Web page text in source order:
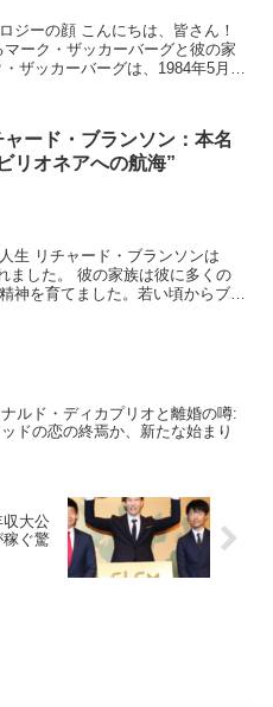
ジーの顔 こんにちは、皆さん！
ーク・ザッカーバーグと彼の家
ザッカーバーグは、1984年5月
ャード・ブランソン：本名
リオネアへの航海”
生 リチャード・ブランソンは
ました。 彼の家族は彼に多くの
神を育てました。若い頃からブラ
ナルド・ディカプリオと離婚の噂:
ドの恋の終焉か、新たな始まり
収大公
稼ぐ驚